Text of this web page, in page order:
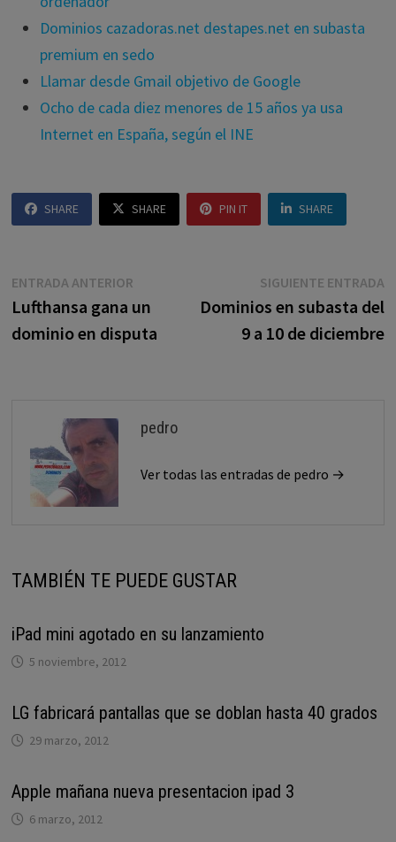
Dominios cazadoras.net destapes.net en subasta
premium en sedo
Llamar desde Gmail objetivo de Google
Ocho de cada diez menores de 15 años ya usa
Internet en España, según el INE
SHARE SHARE PIN IT SHARE
Navegación
de
ENTRADA ANTERIOREntrada
anterior:
Lufthansa gana un
dominio en disputa
SIGUIENTE ENTRADA
Dominios en subasta del
9 a 10 de diciembre
pedro
Ver todas las entradas de pedro →
TAMBIÉN TE PUEDE GUSTAR
iPad mini agotado en su lanzamiento
5 noviembre, 2012
LG fabricará pantallas que se doblan hasta 40 grados
29 marzo, 2012
Apple mañana nueva presentacion ipad 3
6 marzo, 2012